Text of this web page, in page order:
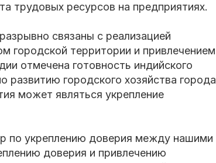
трудовых ресурсов на предприятиях.
связаны с реализацией
городской территории и привлечением
отмечена готовность индийского
развитию городского хозяйства города
может являться укрепление
по укреплению доверия между нашими
доверия и привлечению